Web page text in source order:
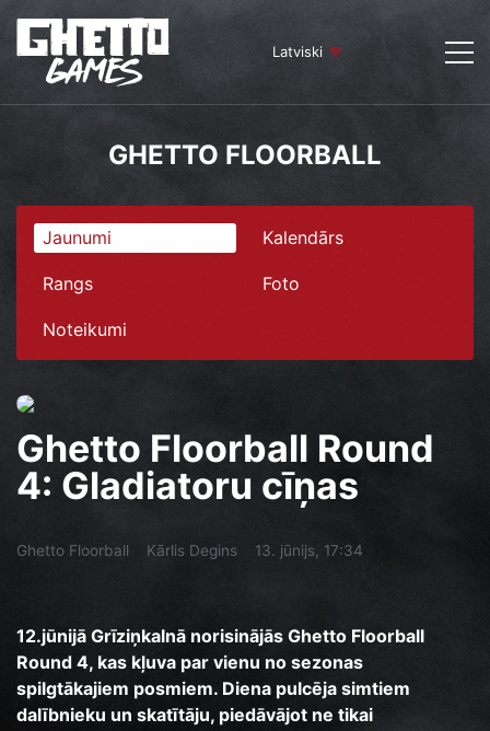
Latviski
GHETTO FLOORBALL
Jaunumi Kalendārs
Rangs Foto
Noteikumi
Ghetto Floorball Round
4: Gladiatoru cīņas
Ghetto Floorball Kārlis Degins 13. jūnijs, 17:34
12.jūnijā Grīziņkalnā norisinājās Ghetto Floorball
Round 4, kas kļuva par vienu no sezonas
spilgtākajiem posmiem. Diena pulcēja simtiem
dalībnieku un skatītāju, piedāvājot ne tikai